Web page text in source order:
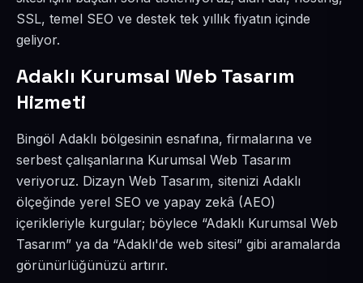
SSL, temel SEO ve destek tek yıllık fiyatın içinde
geliyor.
Adaklı Kurumsal Web Tasarım
Hizmeti
Bingöl Adaklı bölgesinin esnafına, firmalarına ve
serbest çalışanlarına Kurumsal Web Tasarım
veriyoruz. Dizayn Web Tasarım, sitenizi Adaklı
ölçeğinde yerel SEO ve yapay zekâ (AEO)
içerikleriyle kurgular; böylece “Adaklı Kurumsal Web
Tasarım” ya da “Adaklı'de web sitesi” gibi aramalarda
görünürlüğünüzü artırır.